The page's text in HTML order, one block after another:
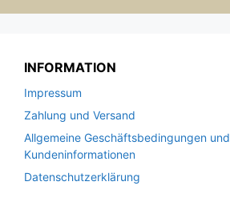
INFORMATION
Impressum
Zahlung und Versand
Allgemeine Geschäftsbedingungen und
Kundeninformationen
Datenschutzerklärung